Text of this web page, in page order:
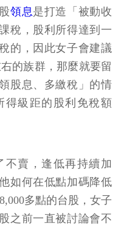
領息是打造「被動收
稅，股利所得達到一
的，因此女子會建議
的族群，那麼就要留
股息、多繳稅」的情
得級距的股利免稅額
不賣，逢低再持續加
如何在低點加碼降低
多點的台股，女子
之前一直被討論會不